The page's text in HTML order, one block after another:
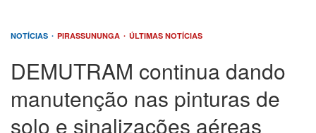
NOTÍCIAS PIRASSUNUNGA ÚLTIMAS NOTÍCIAS
DEMUTRAM continua dando
manutenção nas pinturas de
solo e sinalizações aéreas